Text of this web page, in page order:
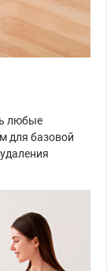
любые
для базовой